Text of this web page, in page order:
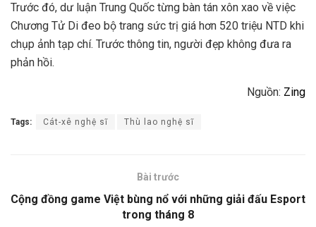
Trước đó, dư luận Trung Quốc từng bàn tán xôn xao về việc
Chương Tử Di đeo bộ trang sức trị giá hơn 520 triệu NTD khi
chụp ảnh tạp chí. Trước thông tin, người đẹp không đưa ra
phản hồi.
Nguồn: Zing
Tags: Cát-xê nghệ sĩ Thù lao nghệ sĩ
Bài trước
Cộng đồng game Việt bùng nổ với những giải đấu Esport
trong tháng 8